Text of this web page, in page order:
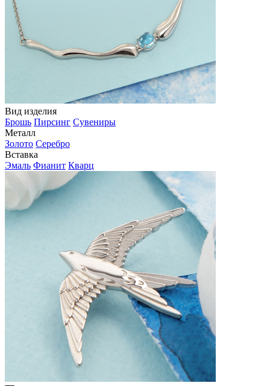
Вид изделия
Брошь Пирсинг Сувениры
Металл
Золото Серебро
Вставка
Эмаль Фианит Кварц